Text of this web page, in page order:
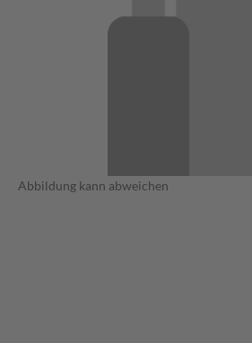
Abbildung kann abweichen